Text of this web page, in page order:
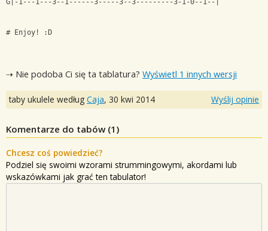
G|-1---1---3--1------3-----3--3---------3-1-0--1--|
# Enjoy! :D
⇢ Nie podoba Ci się ta tablatura? Wyświetl 1 innych wersji
taby ukulele według Caja, 30 kwi 2014 Wyślij opinie
Komentarze do tabów (1 )
Chcesz coś powiedzieć?
Podziel się swoimi wzorami strummingowymi, akordami lub
wskazówkami jak grać ten tabulator!